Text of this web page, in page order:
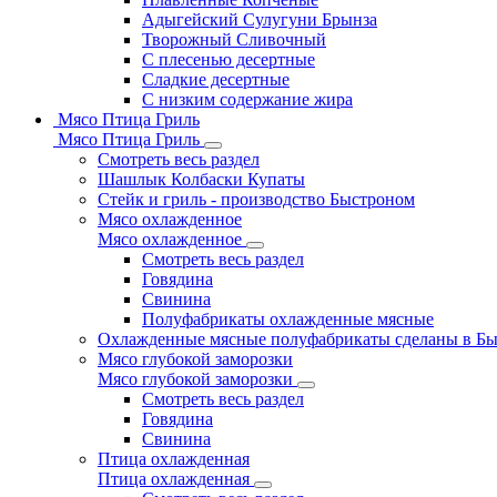
Адыгейский Сулугуни Брынза
Творожный Сливочный
С плесенью десертные
Сладкие десертные
С низким содержание жира
Мясо Птица Гриль
Мясо Птица Гриль
Смотреть весь раздел
Шашлык Колбаски Купаты
Стейк и гриль - производство Быстроном
Мясо охлажденное
Мясо охлажденное
Смотреть весь раздел
Говядина
Свинина
Полуфабрикаты охлажденные мясные
Охлажденные мясные полуфабрикаты сделаны в
Мясо глубокой заморозки
Мясо глубокой заморозки
Смотреть весь раздел
Говядина
Свинина
Птица охлажденная
Птица охлажденная